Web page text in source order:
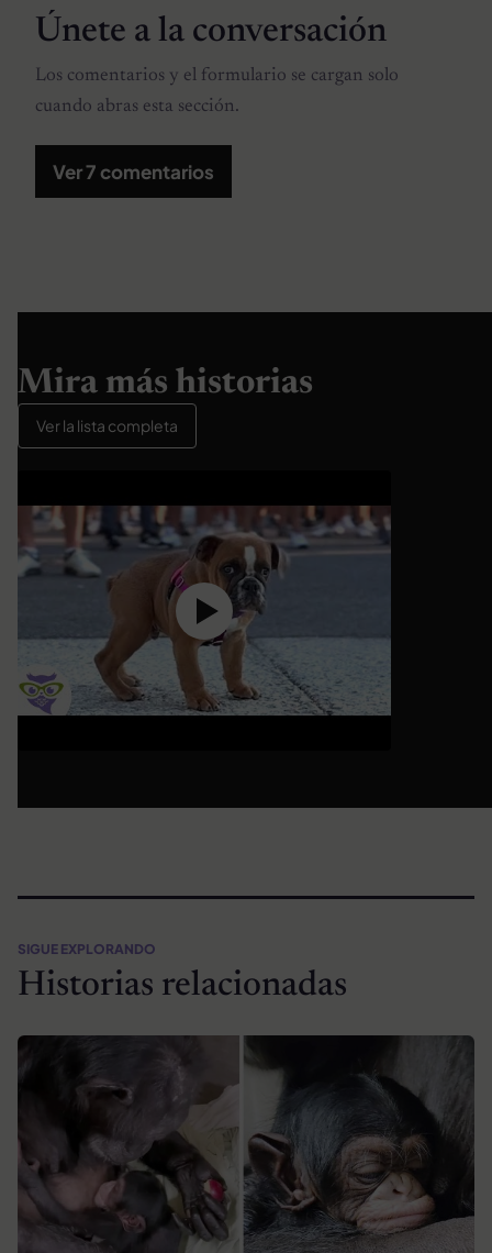
Únete a la conversación
Los comentarios y el formulario se cargan solo
cuando abras esta sección.
Ver 7 comentarios
Mira más historias
Ver la lista completa
SIGUE EXPLORANDO
Historias relacionadas